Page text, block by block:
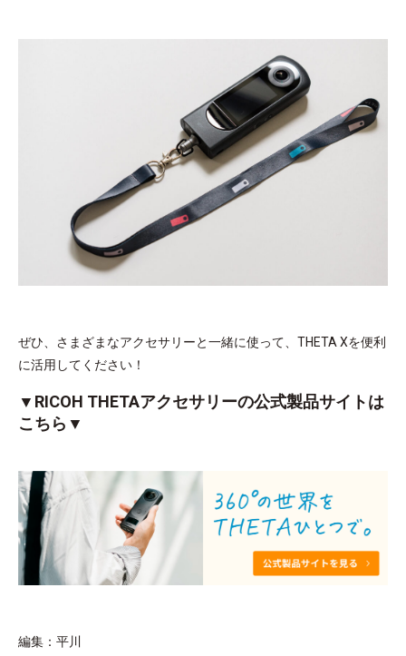
ぜひ、さまざまなアクセサリーと一緒に使って、THETA Xを便利
に活用してください！
▼RICOH THETAアクセサリーの公式製品サイトは
こちら▼
編集：平川